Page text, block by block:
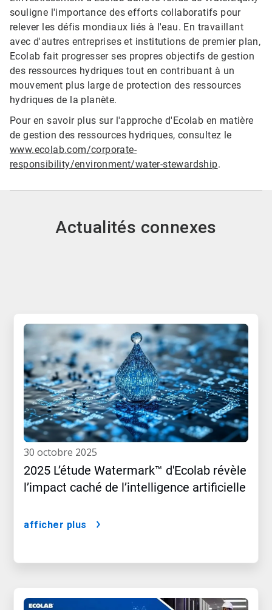
souligne l'importance des efforts collaboratifs pour
relever les défis mondiaux liés à l'eau. En travaillant
avec d'autres entreprises et institutions de premier plan,
Ecolab fait progresser ses propres objectifs de gestion
des ressources hydriques tout en contribuant à un
mouvement plus large de protection des ressources
hydriques de la planète.
Pour en savoir plus sur l'approche d'Ecolab en matière
de gestion des ressources hydriques, consultez le
www.ecolab.com/corporate-
responsibility/environment/water-stewardship.
Actualités connexes
30 octobre 2025
2025 L’étude Watermark™ d'Ecolab révèle
l’impact caché de l’intelligence artificielle
afficher plus